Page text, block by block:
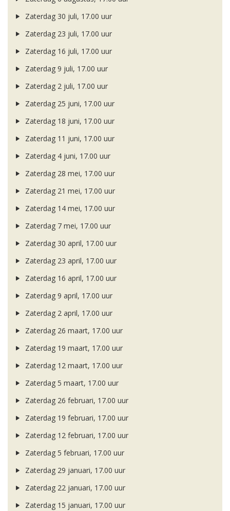
Zaterdag 30 juli, 17.00 uur
Zaterdag 23 juli, 17.00 uur
Zaterdag 16 juli, 17.00 uur
Zaterdag 9 juli, 17.00 uur
Zaterdag 2 juli, 17.00 uur
Zaterdag 25 juni, 17.00 uur
Zaterdag 18 juni, 17.00 uur
Zaterdag 11 juni, 17.00 uur
Zaterdag 4 juni, 17.00 uur
Zaterdag 28 mei, 17.00 uur
Zaterdag 21 mei, 17.00 uur
Zaterdag 14 mei, 17.00 uur
Zaterdag 7 mei, 17.00 uur
Zaterdag 30 april, 17.00 uur
Zaterdag 23 april, 17.00 uur
Zaterdag 16 april, 17.00 uur
Zaterdag 9 april, 17.00 uur
Zaterdag 2 april, 17.00 uur
Zaterdag 26 maart, 17.00 uur
Zaterdag 19 maart, 17.00 uur
Zaterdag 12 maart, 17.00 uur
Zaterdag 5 maart, 17.00 uur
Zaterdag 26 februari, 17.00 uur
Zaterdag 19 februari, 17.00 uur
Zaterdag 12 februari, 17.00 uur
Zaterdag 5 februari, 17.00 uur
Zaterdag 29 januari, 17.00 uur
Zaterdag 22 januari, 17.00 uur
Zaterdag 15 januari, 17.00 uur